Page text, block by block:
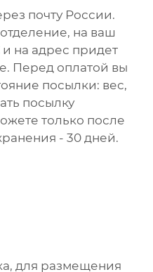
почту России.
на ваш
на адрес придет
Перед оплатой вы
посылки: вес,
посылку
только после
- 30 дней.
для размещения